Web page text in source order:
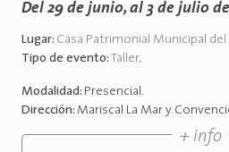
Del 29 de junio, al 3 de julio
Lugar: Casa Patrimonial Municipal
Tipo de evento: Taller.
Modalidad: Presencial.
Dirección: Mariscal La Mar y
+ info